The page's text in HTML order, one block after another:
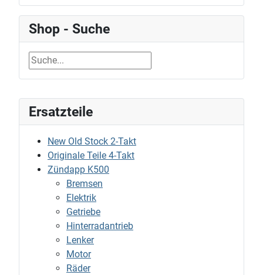
Ersatzteile
New Old Stock 2-Takt
Originale Teile 4-Takt
Zündapp K500
Bremsen
Elektrik
Getriebe
Hinterradantrieb
Lenker
Motor
Räder
Shop - Suche